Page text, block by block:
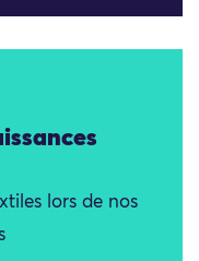
lors de nos